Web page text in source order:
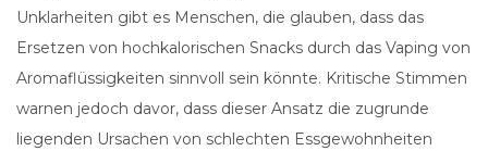
Unklarheiten gibt es Menschen, die glauben, dass das
Ersetzen von hochkalorischen Snacks durch das Vaping von
Aromaflüssigkeiten sinnvoll sein könnte. Kritische Stimmen
warnen jedoch davor, dass dieser Ansatz die zugrunde
liegenden Ursachen von schlechten Essgewohnheiten